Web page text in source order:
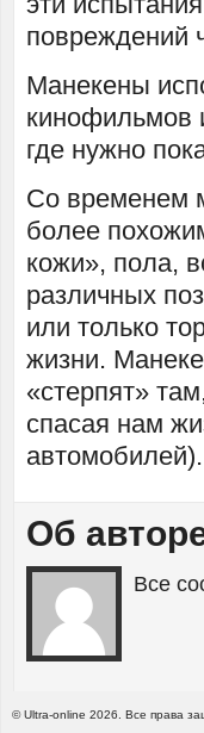
повреждений
Манекены
кинофильмов
где нужно
Со временем
более
кожи», пола,
различных
или только
жизни.
«стерпят»
спасая нам
автомобилей).
Об
Все
© Ultra-online 2026. Все права